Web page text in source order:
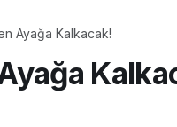
Ayağa Kalkacak!